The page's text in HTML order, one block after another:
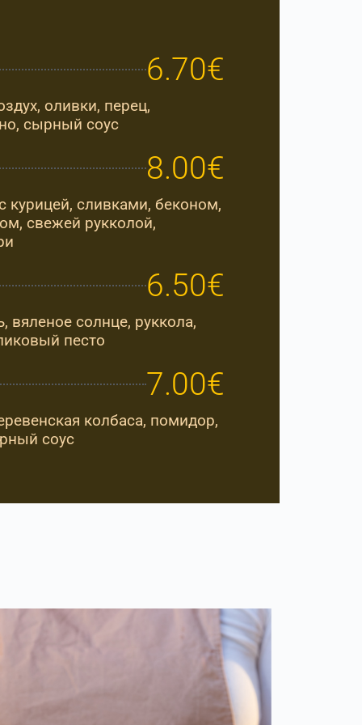
6.70€
оливки, перец,
сырный соус
8.00€
курицей, сливками, беконом,
свежей рукколой,
6.50€
вяленое солнце, руккола,
песто
7.00€
колбаса, помидор,
соус